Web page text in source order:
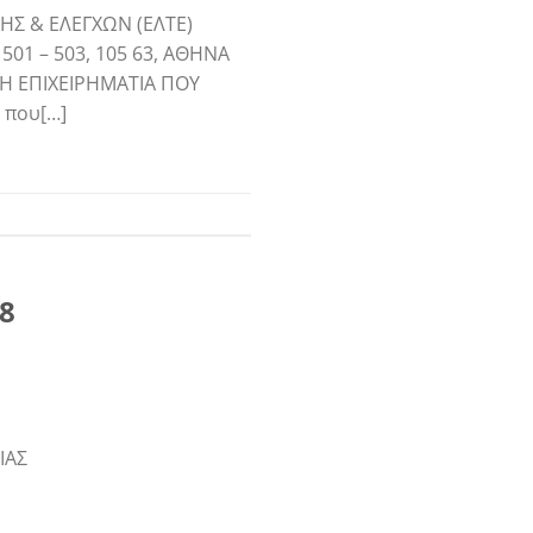
& ΕΛΕΓΧΩΝ (ΕΛΤΕ)
– 503, 105 63, ΑΘΗΝΑ
ΕΠΙΧΕΙΡΗΜΑΤΙΑ ΠΟΥ
που[…]